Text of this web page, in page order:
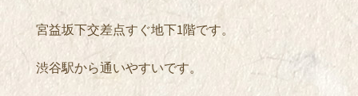
宮益坂下交差点すぐ地下1階です。
渋谷駅から通いやすいです。